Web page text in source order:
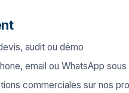
audit ou démo
email ou WhatsApp
commerciales sur nos